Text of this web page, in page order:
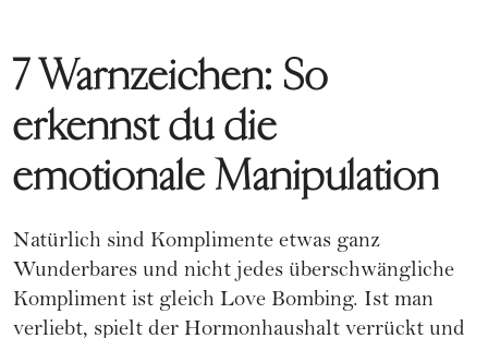
7 Warnzeichen: So
erkennst du die
emotionale Manipulation
Natürlich sind Komplimente etwas ganz
Wunderbares und nicht jedes überschwängliche
Kompliment ist gleich Love Bombing. Ist man
verliebt, spielt der Hormonhaushalt verrückt und